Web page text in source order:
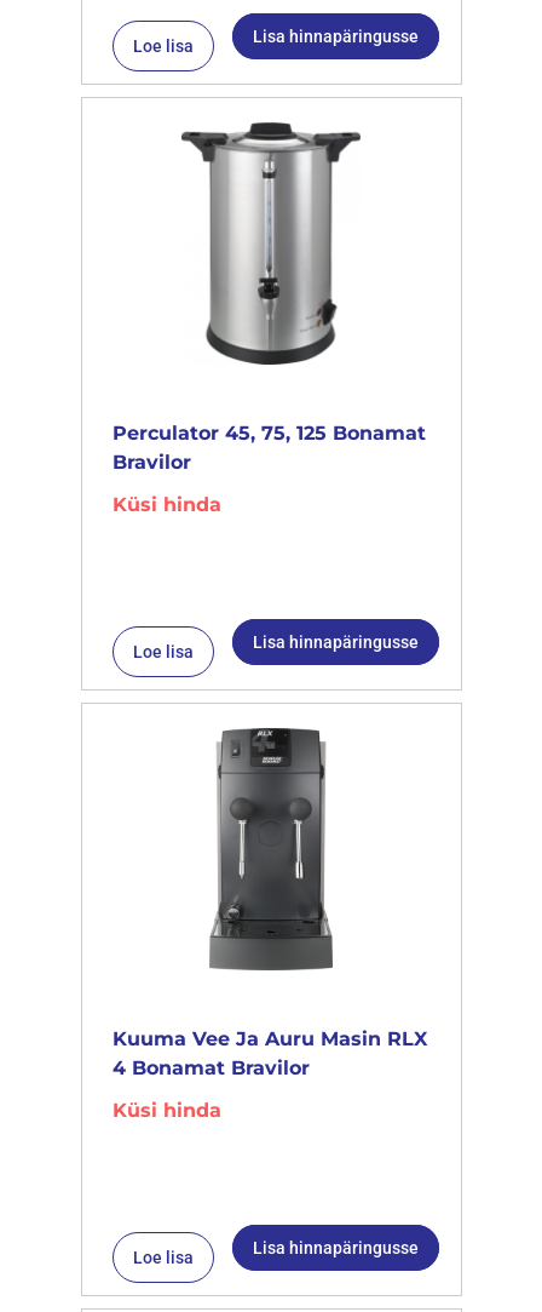
Loe lisa Lisa hinnapäringusse
Perculator 45, 75, 125 Bonamat
Bravilor
Küsi hinda
Loe lisa Lisa hinnapäringusse
Kuuma Vee Ja Auru Masin RLX
4 Bonamat Bravilor
Küsi hinda
Loe lisa Lisa hinnapäringusse